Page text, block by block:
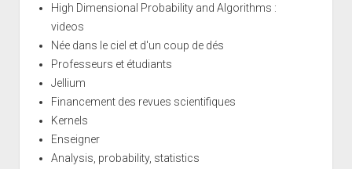
High Dimensional Probability and Algorithms :
videos
Née dans le ciel et d'un coup de dés
Professeurs et étudiants
Jellium
Financement des revues scientifiques
Kernels
Enseigner
Analysis, probability, statistics